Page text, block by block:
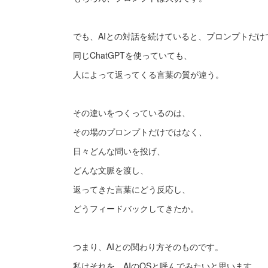
でも、AIとの対話を続けていると、プロンプトだけ
同じChatGPTを使っていても、
人によって返ってくる言葉の質が違う。
その違いをつくっているのは、
その場のプロンプトだけではなく、
日々どんな問いを投げ、
どんな文脈を渡し、
返ってきた言葉にどう反応し、
どうフィードバックしてきたか。
つまり、AIとの関わり方そのものです。
私はそれを、AIのOSと呼んでみたいと思います。